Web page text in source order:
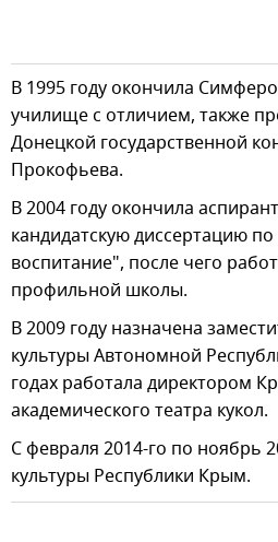
В 1995 году окончила
училище с отличием, также
Донецкой государственной
Прокофьева.
В 2004 году окончила
кандидатскую диссертацию
воспитание", после чего
профильной школы.
В 2009 году назначена
культуры Автономной
годах работала директором
академического театра кукол.
С февраля 2014-го по ноябрь
культуры Республики Крым.